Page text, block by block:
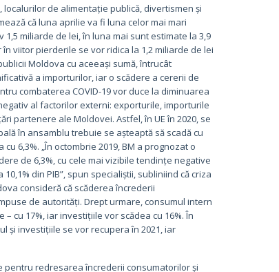
de alimentație publică, divertismen și
că luna aprilie va fi luna celor mai mari
miliarde de lei, în luna mai sunt estimate la 3,9
viitor pierderile se vor ridica la 1,2 miliarde de lei
Moldova cu aceeași sumă, întrucât
a importurilor, iar o scădere a cererii de
combaterea COVID-19 vor duce la diminuarea
al factorilor externi: exporturile, importurile
partenere ale Moldovei. Astfel, în UE în 2020, se
în ansamblu trebuie se așteaptă să scadă cu
6,3%. „În octombrie 2019, BM a prognozat o
de 6,3%, cu cele mai vizibile tendințe negative
din PIB”, spun specialiștii, subliniind că criza
consideră că scăderea încrederii
de autorități. Drept urmare, consumul intern
cu 17%, iar investițiile vor scădea cu 16%. În
și investițiile se vor recupera în 2021, iar
pentru redresarea încrederii consumatorilor și